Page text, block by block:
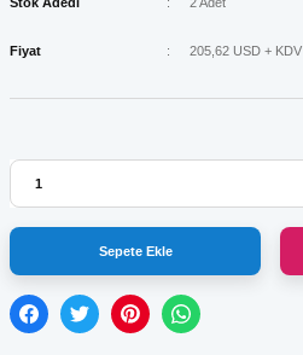
Fiyat 205,62 USD + KDV
Sepete Ekle